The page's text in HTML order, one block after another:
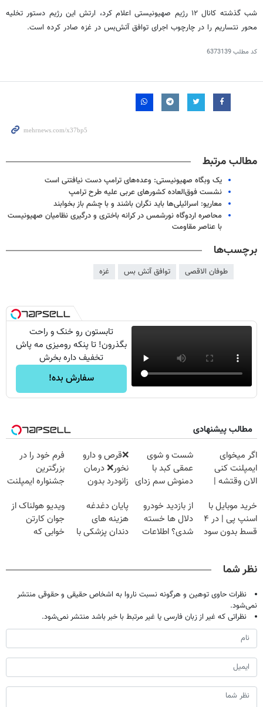
شب گذشته کانال ۱۲ رژیم صهیونیستی اعلام کرد، ارتش این رژیم دستور تخلیه
محور نتساریم را در چارچوب اجرای توافق آتش‌بس در غزه صادر کرده است.
کد مطلب6373139
مطالب مرتبط
یک وبگاه صهیونیستی: وعده‌های ترامپ دست نیافتنی است
نشست فوق‌العاده کشورهای عربی علیه طرح ترامپ
معاریو: اسرائیلی‌ها باید نگران باشند و با چشم باز بخوابند
محاصره اردوگاه نورشمس در کرانه باختری و درگیری نظامیان صهیونیست
با عناصر مقاومت
برچسب‌ها
طوفان الاقصی توافق آتش بس غزه
تابستون رو خنک و راحت
بگذرون! تا پنکه رومیزی مه پاش
تخفیف داره بخرش
سفارش بده!
مطالب پیشنهادی
اگر میخوای
ایمپلنت کنی
الان وقتشه |
میلیون تومان!!!
شست و شوی
عمقی کبد با
دمنوش سم زدای
❌قرص‌ و دارو
نخور❌ درمان
زانودرد بدون
فرم خود را در
بزرگترین
جشنواره ایمپلنت
فقط ۲۵ میلیون
خرید موبایل با
اسنپ پی | در ۴
قسط بدون سود
از بازدید خودرو
دلال ها خسته
شدی؟ اطلاعات
پایان دغدغه
هزینه های
دندان پزشکی با
ویدیو هولناک از
جوان کارتن
خوابی که
نظر شما
نظرات حاوی توهین و هرگونه نسبت ناروا به اشخاص حقیقی و حقوقی منتشر
نمی‌شود.
نظراتی که غیر از زبان فارسی یا غیر مرتبط با خبر باشد منتشر نمی‌شود.